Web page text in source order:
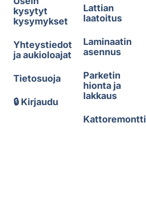
kysytyt
kysymykset
Yhteystiedot
ja aukioloajat
Tietosuoja
🔒 Kirjaudu
Lattian
laatoitus
Laminaatin
asennus
Parketin
hionta ja
lakkaus
Kattoremontti